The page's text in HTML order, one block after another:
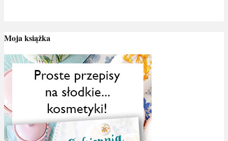
Moja książka